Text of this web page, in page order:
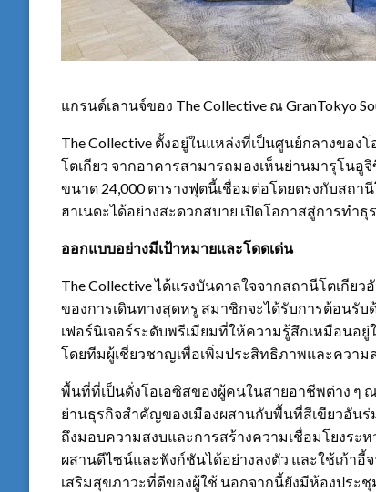
แกรนด์เลานจ์ของ The Collective ณ GranTokyo
The Collective ตั้งอยู่ในแหล่งที่เป็นศูนย์กลางของ
โตเกียว จากอาคารสามารถมองเห็นย่านมารุโน
ขนาด 24,000 ตารางฟุตนี้เชื่อมต่อโดยตรงกับสถ
ฮาเนดะได้อย่างสะดวกสบาย เปิดโอกาสสู่การท
ออกแบบอย่างมีเป้าหมายและโดดเด่น
The Collective ได้แรงบันดาลใจจากสถานีโตเกี
ของการเดินทางสุดหรู สมาชิกจะได้รับการต้อนรั
เฟอร์นิเจอร์ระดับพรีเมียมที่ให้ความรู้สึกเหมือน
โดยทีมผู้เชี่ยวชาญเพื่อเพิ่มประสิทธิภาพและควา
พื้นที่ที่เป็นดั่งโอเอซิสของผู้คนในสายอาชีพต่าง ๆ
ย่านธุรกิจสำคัญของเมืองผสานกับพื้นที่สีเขียวอัน
ถึงมอบความสงบและการสร้างความเชื่อมโยงร
ผสานดีไซน์และฟังก์ชันได้อย่างลงตัว และใช้เก้าอี้
เสริมสุขภาวะที่ดีของผู้ใช้ นอกจากนี้ยังมีห้องประ